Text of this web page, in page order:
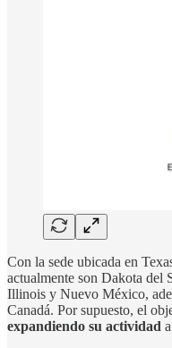
Con la sede ubicada en
actualmente son Dakota del
Illinois y Nuevo México,
Canadá. Por supuesto, el
expandiendo su actividad